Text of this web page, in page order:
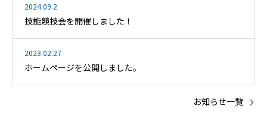
2024.09.2
技能競技会を開催しました！
2023.02.27
ホームページを公開しました。
お知らせ一覧